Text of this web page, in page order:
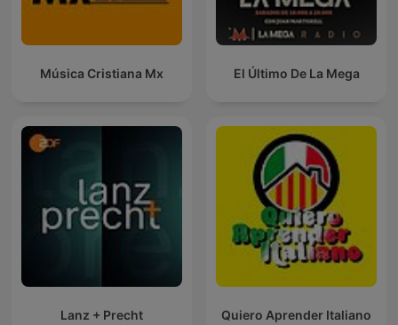
Música Cristiana Mx El Último De La Mega
Lanz + Precht Quiero Aprender Italiano